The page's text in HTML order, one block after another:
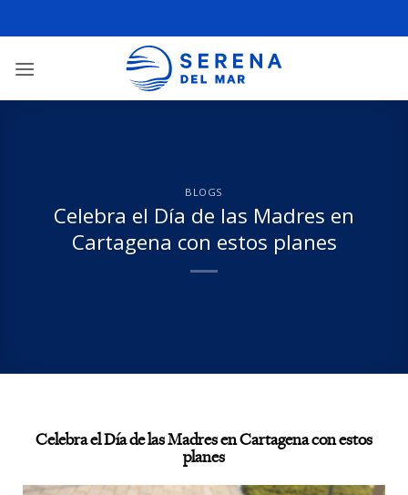
BLOGS
Celebra el Día de las Madres en
Cartagena con estos planes
Celebra el Día de las Madres en Cartagena con estos
planes